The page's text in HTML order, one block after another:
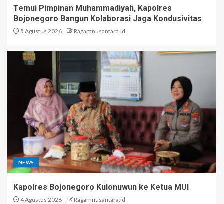
Temui Pimpinan Muhammadiyah, Kapolres
Bojonegoro Bangun Kolaborasi Jaga Kondusivitas
5 Agustus 2026 Ragamnusantara.id
NEWS
Kapolres Bojonegoro Kulonuwun ke Ketua MUI
4 Agustus 2026 Ragamnusantara.id